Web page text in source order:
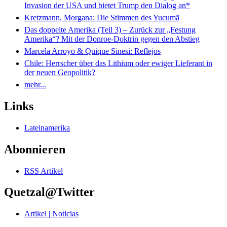
Invasion der USA und bietet Trump den Dialog an*
Kretzmann, Morgana: Die Stimmen des Yucumã
Das doppelte Amerika (Teil 3) – Zurück zur „Festung
Amerika“? Mit der Donroe-Doktrin gegen den Abstieg
Marcela Arroyo & Quique Sinesi: Reflejos
Chile: Herrscher über das Lithium oder ewiger Lieferant in
der neuen Geopolitik?
mehr...
Links
Lateinamerika
Abonnieren
RSS Artikel
Quetzal@Twitter
Artikel | Noticias